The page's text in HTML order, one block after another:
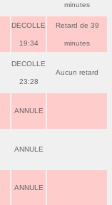
minutes
DECOLLE
19:34
Retard de 39
minutes
DECOLLE
23:28
Aucun retard
ANNULE
ANNULE
ANNULE